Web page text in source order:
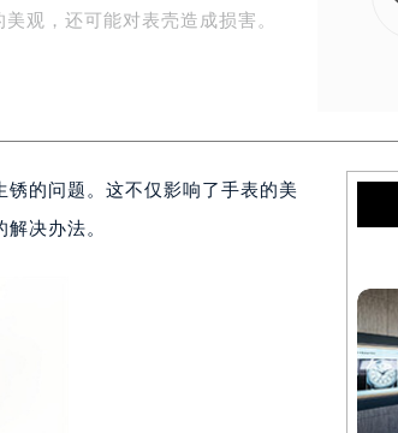
观，还可能对表壳造成损害。
锈的问题。这不仅影响了手表的美
决办法。